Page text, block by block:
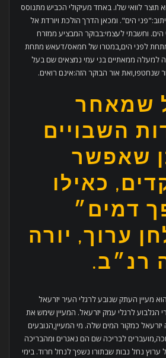
תוצר לוואי שלו. באחד מעיקולי הכביש מתנוסס
הים". ומכאן הדרך הולכת ויורדת אל
וחשבתי לעצמי:בבוקר המבציע ממזרח
לפני הים,במטרו של חמאס/דעאש מתחת
למעלה ממאתיים בני עמי נמצאים שם בעל
שנחטפו,ואת אור הבוקר הזה:אינם רואים.
שמאחר
השבויים
שאפשר
כאילו
דמים״
ערוך, יורה
רנ״ב.
מעיין העתק שנובע לרגלי העיר יזרעאל
הגלבוע לרגלי עמק יזרעאל. המעיין שימש את
יזרעאל כמקור המים שלה. מי המעיין,הנובעים
לבריכה שם הם נאגרים ומהבריכה
ערוץ נחל נבות שבתורו נשפך לנחל חרוד. בימי